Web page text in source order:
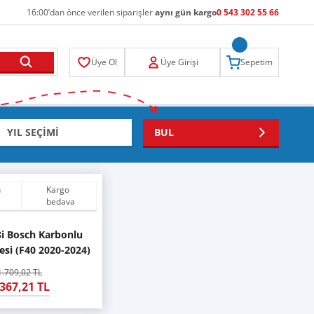
16:00’dan önce verilen siparişleraynı gün kargo0 543 302 55 66
Üye Ol Üye Girişi Sepetim
BUL
Kargo
bedava
Bosch Karbonlu
(F40 2020-2024)
TL
TL